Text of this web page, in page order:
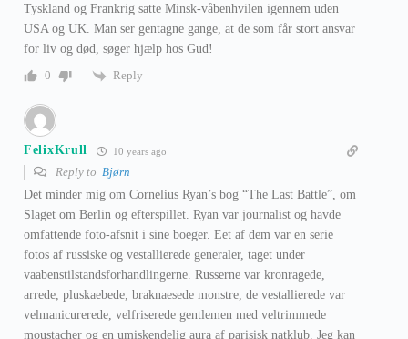
Tyskland og Frankrig satte Minsk-våbenhvilen igennem uden
USA og UK. Man ser gentagne gange, at de som får stort ansvar
for liv og død, søger hjælp hos Gud!
0
Reply
FelixKrull 10 years ago
Reply to Bjørn
Det minder mig om Cornelius Ryan’s bog “The Last Battle”, om
Slaget om Berlin og efterspillet. Ryan var journalist og havde
omfattende foto-afsnit i sine boeger. Eet af dem var en serie
fotos af russiske og vestallierede generaler, taget under
vaabenstilstandsforhandlingerne. Russerne var kronragede,
arrede, pluskaebede, braknaesede monstre, de vestallierede var
velmanicurerede, velfriserede gentlemen med veltrimmede
moustacher og en umiskendelig aura af parisisk natklub. Jeg kan